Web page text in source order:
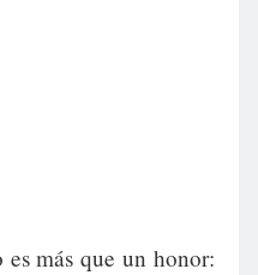
es más que un honor: